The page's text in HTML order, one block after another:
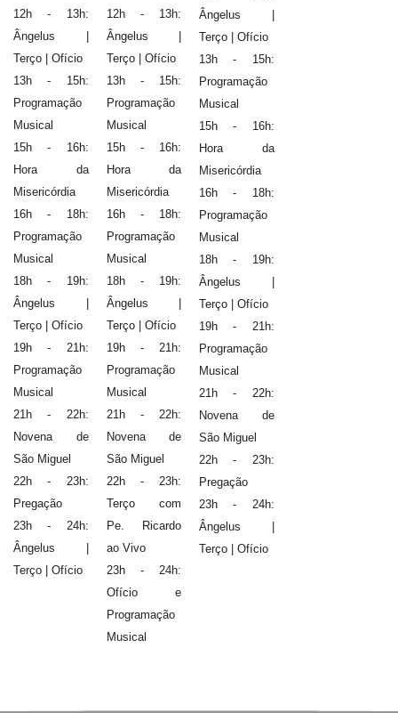
12h - 13h:
Ângelus |
Terço | Ofício
13h - 15h:
Programação
Musical
15h - 16h:
Hora da
Misericórdia
16h - 18h:
Programação
Musical
18h - 19h:
Ângelus |
Terço | Ofício
19h - 21h:
Programação
Musical
21h - 22h:
Novena de
São Miguel
22h - 23h:
Pregação
23h - 24h:
Ângelus |
Terço | Ofício
12h - 13h:
Ângelus |
Terço | Ofício
13h - 15h:
Programação
Musical
15h - 16h:
Hora da
Misericórdia
16h - 18h:
Programação
Musical
18h - 19h:
Ângelus |
Terço | Ofício
19h - 21h:
Programação
Musical
21h - 22h:
Novena de
São Miguel
22h - 23h:
Terço com
Pe. Ricardo
ao Vivo
23h - 24h:
Ofício e
Programação
Musical
Ângelus |
Terço | Ofício
13h - 15h:
Programação
Musical
15h - 16h:
Hora da
Misericórdia
16h - 18h:
Programação
Musical
18h - 19h:
Ângelus |
Terço | Ofício
19h - 21h:
Programação
Musical
21h - 22h:
Novena de
São Miguel
22h - 23h:
Pregação
23h - 24h:
Ângelus |
Terço | Ofício